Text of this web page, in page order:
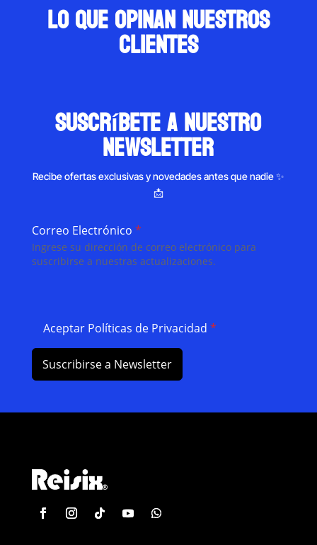
Lo que opinan nuestros
clientes
suscríbete a nuestro
newsletter
Recibe ofertas exclusivas y novedades antes que nadie ✨
📩
Correo Electrónico *
Ingrese su dirección de correo electrónico para
suscribirse a nuestras actualizaciones.
Aceptar Políticas de Privacidad *
Suscribirse a Newsletter